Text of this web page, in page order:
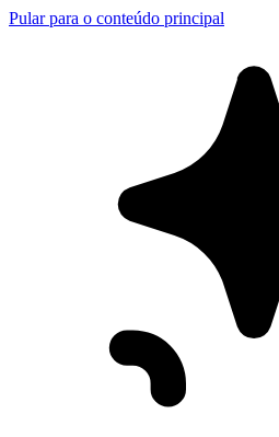
Pular para o conteúdo principal